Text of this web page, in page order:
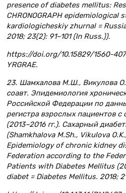
presence of diabetes mellitus:
CHRONOGRAPH epidemiological
kardiologicheskiy zhurnal =
2018; 23(2): 91–101 (In Russ.)).
https://doi.org/10.15829/1560-
YRGRAE.
23. Шамхалова М.Ш., Викулова
соавт. Эпидемиология
Российской Федерации по
регистра взрослых пациентов
(2013–2016 гг.). Сахарный
(Shamkhalova M.Sh., Vikulova
Epidemiology of chronic kidney
Federation according to the
Patients with Diabetes Mellitus
diabet = Diabetes Mellitus. 2018;